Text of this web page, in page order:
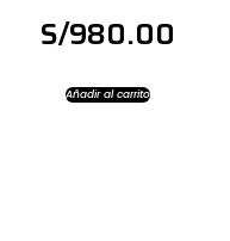
S/980.00
Añadir al carrito